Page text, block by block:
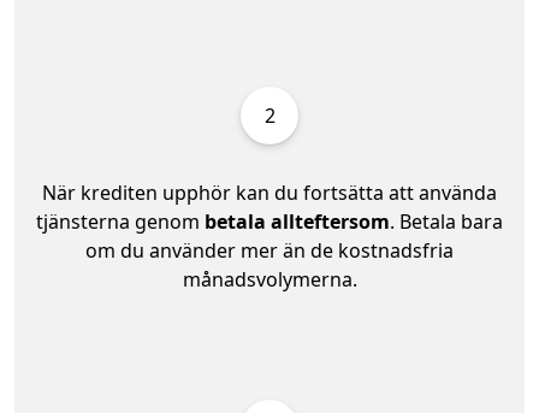
2
När krediten upphör kan du fortsätta att använda
tjänsterna genom betala allteftersom. Betala bara
om du använder mer än de kostnadsfria
månadsvolymerna.